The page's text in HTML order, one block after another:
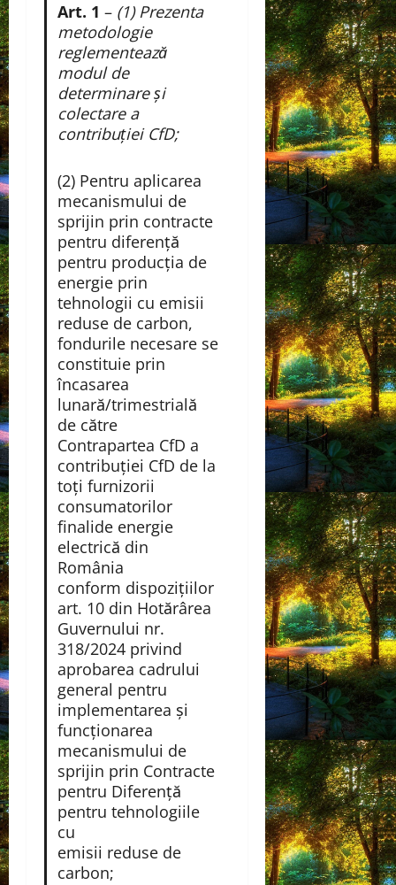
Art. 1 – (1) Prezenta
metodologie
reglementează
modul de
determinare şi
colectare a
contribuţiei CfD;
(2) Pentru aplicarea
mecanismului de
sprijin prin contracte
pentru diferenţă
pentru producţia de
energie prin
tehnologii cu emisii
reduse de carbon,
fondurile necesare se
constituie prin
încasarea
lunară/trimestrială
de către
Contrapartea CfD a
contribuţiei CfD de la
toţi furnizorii
consumatorilor
finalide energie
electrică din
România
conform dispozițiilor
art. 10 din Hotărârea
Guvernului nr.
318/2024 privind
aprobarea cadrului
general pentru
implementarea și
funcționarea
mecanismului de
sprijin prin Contracte
pentru Diferență
pentru tehnologiile
cu
emisii reduse de
carbon;